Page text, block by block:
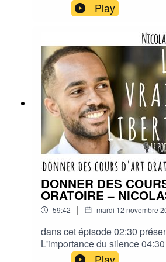
Play
DONNER DES
ORATOIRE –
59:42 | mardi 12 novembre
dans cet épisode 02:30 présentations 03:00
L'importance du silence 04:30 Ancien timide
06:30 La prise de parole et la